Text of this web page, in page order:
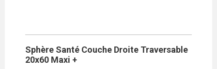
Sphère Santé Couche Droite Traversable
20x60 Maxi +